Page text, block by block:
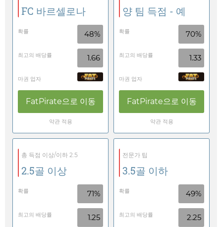
FC 바르셀로나
확률 48%
최고의 배당률 1.66
마권 업자
FatPirate으로 이동
약관 적용
양 팀 득점 - 예
확률 70%
최고의 배당률 1.33
마권 업자
FatPirate으로 이동
약관 적용
총 득점 이상/이하 2.5
2.5골 이상
확률 71%
최고의 배당률 1.25
전문가 팁
3.5골 이하
확률 49%
최고의 배당률 2.25